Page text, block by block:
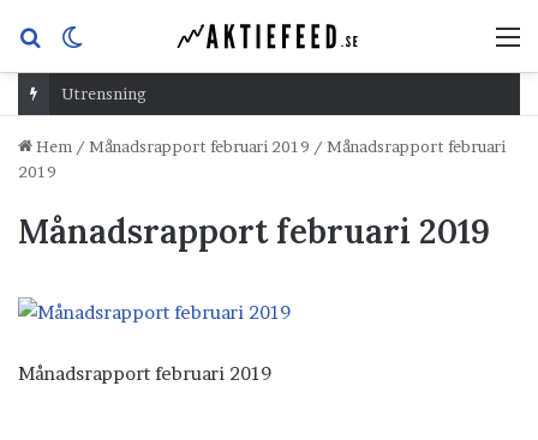
Sök
efterskin
Utrensning
Hem / Månadsrapport februari 2019 / Månadsrapport februari
2019
Månadsrapport februari 2019
Månadsrapport februari 2019